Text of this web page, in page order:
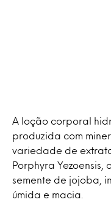
A loção corporal
produzida com
variedade de
Porphyra
semente de jojoba,
úmida e macia.